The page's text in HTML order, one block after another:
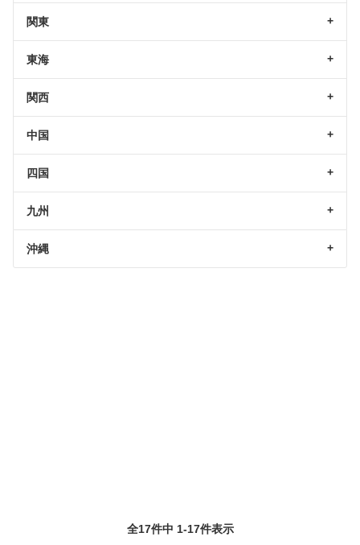
関東
東海
関西
中国
四国
九州
沖縄
全17件中 1-17件表示